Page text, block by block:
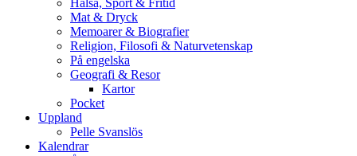
Hälsa, Sport & Fritid
Mat & Dryck
Memoarer & Biografier
Religion, Filosofi & Naturvetenskap
På engelska
Geografi & Resor
Kartor
Pocket
Uppland
Pelle Svanslös
Kalendrar